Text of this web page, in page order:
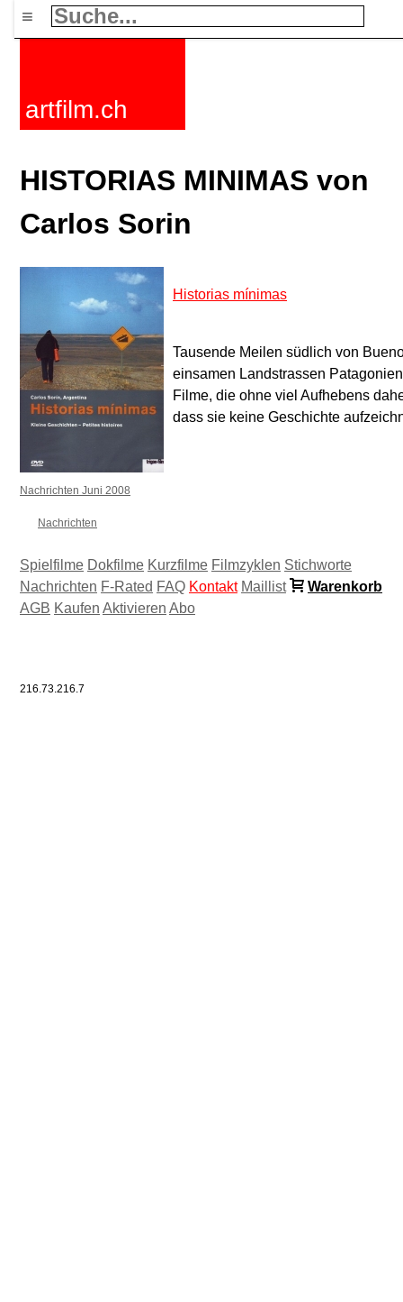
≡
artfilm.ch
HISTORIAS MINIMAS von
Carlos Sorin
Historias mínimas
Tausende Meilen südlich von
einsamen Landstrassen
Filme, die ohne viel Aufhebens
dass sie keine Geschichte
Nachrichten Juni 2008
Nachrichten
Spielfilme Dokfilme Kurzfilme Filmzyklen Stichworte
Nachrichten F-Rated FAQ Kontakt Maillist
Warenkorb
AGB Kaufen Aktivieren Abo
216.73.216.7